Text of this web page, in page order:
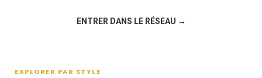
ENTRER DANS LE RÉSEAU →
EXPLORER PAR STYLE